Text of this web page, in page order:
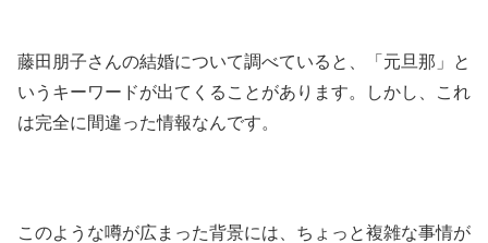
藤田朋子さんの結婚について調べていると、「元旦那」と
いうキーワードが出てくることがあります。しかし、これ
は完全に間違った情報なんです。
このような噂が広まった背景には、ちょっと複雑な事情が